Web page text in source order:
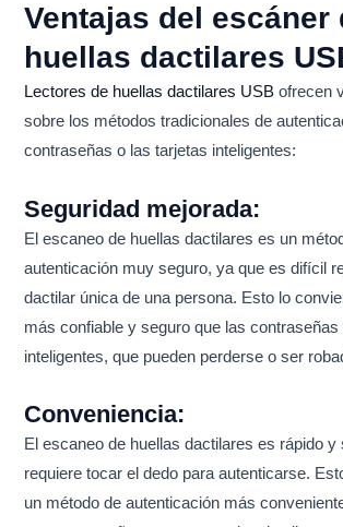
Ventajas del escáner
huellas dactilares
Lectores de huellas dactilares USB ofrecen
sobre los métodos tradicionales de
contraseñas o las tarjetas inteligentes:
Seguridad mejorada:
El escaneo de huellas dactilares es un
autenticación muy seguro, ya que es difícil
dactilar única de una persona. Esto lo
más confiable y seguro que las contraseñas
inteligentes, que pueden perderse o ser
Conveniencia:
El escaneo de huellas dactilares es rápido y
requiere tocar el dedo para autenticarse.
un método de autenticación más